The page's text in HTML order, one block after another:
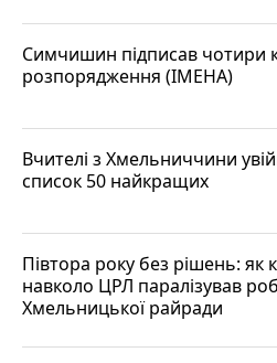
Симчишин підписав чотири
розпорядження (ІМЕНА)
Вчителі з Хмельниччини
список 50 найкращих
Півтора року без рішень: як
навколо ЦРЛ паралізував
Хмельницької райради